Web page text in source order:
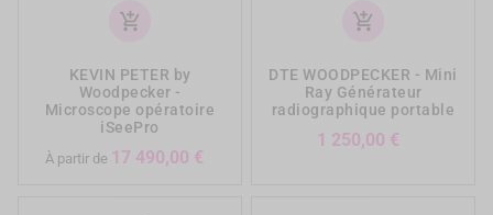
add_shopping_cart
KEVIN PETER by
Woodpecker -
Microscope opératoire
iSeePro
À partir de 17 490,00 €
add_shopping_cart
DTE WOODPECKER - Mini
Ray Générateur
radiographique portable
1 250,00 €